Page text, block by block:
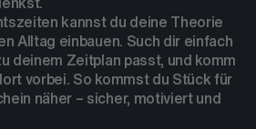
kannst du deine Theorie
Alltag einbauen. Such dir einfach
deinem Zeitplan passt, und komm
vorbei. So kommst du Stück für
näher – sicher, motiviert und